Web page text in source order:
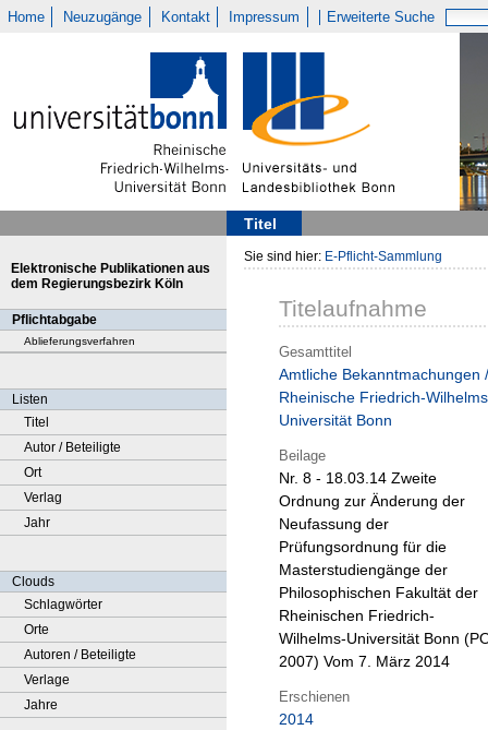
Home Neuzugänge Kontakt Impressum Erweiterte Suche
Titel
Elektronische Publikationen aus
dem Regierungsbezirk Köln
Pflichtabgabe
Ablieferungsverfahren
Listen
Titel
Autor / Beteiligte
Ort
Verlag
Jahr
Clouds
Schlagwörter
Orte
Autoren / Beteiligte
Verlage
Jahre
Sie sind hier: E-Pflicht-Sammlung
Titelaufnahme
Gesamttitel
Amtliche Bekanntmachungen /
Rheinische Friedrich-
Universität Bonn
Beilage
Nr. 8 - 18.03.14 Zweite
Ordnung zur Änderung der
Neufassung der
Prüfungsordnung für die
Masterstudiengänge der
Philosophischen Fakultät der
Rheinischen Friedrich-
Wilhelms-Universität Bonn
2007) Vom 7. März 2014
Erschienen
2014